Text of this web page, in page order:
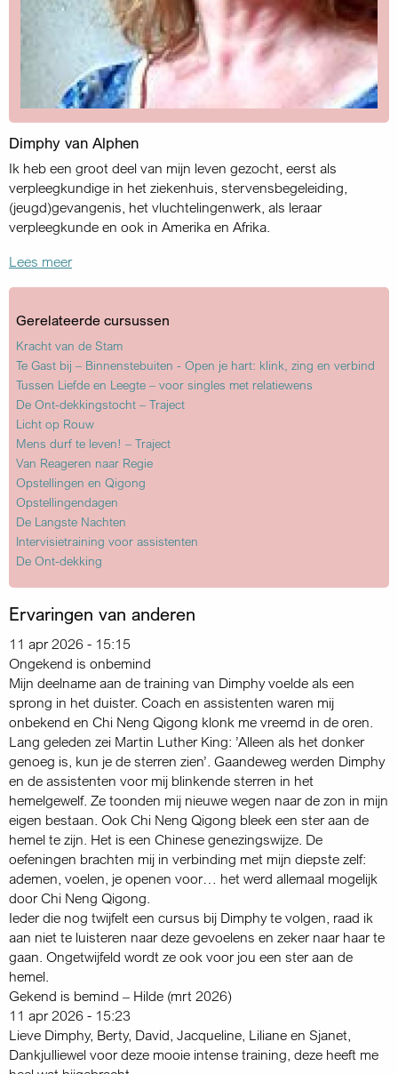
Dimphy van Alphen
Ik heb een groot deel van mijn leven gezocht, eerst als
verpleeg­kundige in het ziekenhuis, stervensbegeleiding,
(jeugd)gevangenis, het vluchtelingenwerk, als leraar
verpleegkunde en ook in Amerika en Afrika.
Lees meer
Gerelateerde cursussen
Kracht van de Stam
Te Gast bij – Binnenstebuiten - Open je hart: klink, zing en verbind
Tussen Liefde en Leegte – voor singles met relatiewens
De Ont-dekkingstocht – Traject
Licht op Rouw
Mens durf te leven! – Traject
Van Reageren naar Regie
Opstellingen en Qigong
Opstellingendagen
De Langste Nachten
Intervisietraining voor assistenten
De Ont-dekking
Ervaringen van anderen
11 apr 2026 - 15:15
Ongekend is onbemind
Mijn deelname aan de training van Dimphy voelde als een
sprong in het duister. Coach en assistenten waren mij
onbekend en Chi Neng Qigong klonk me vreemd in de oren.
Lang geleden zei Martin Luther King: ’Alleen als het donker
genoeg is, kun je de sterren zien’. Gaandeweg werden Dimphy
en de assistenten voor mij blinkende sterren in het
hemelgewelf. Ze toonden mij nieuwe wegen naar de zon in mijn
eigen bestaan. Ook Chi Neng Qigong bleek een ster aan de
hemel te zijn. Het is een Chinese genezingswijze. De
oefeningen brachten mij in verbinding met mijn diepste zelf:
ademen, voelen, je openen voor… het werd allemaal mogelijk
door Chi Neng Qigong.
Ieder die nog twijfelt een cursus bij Dimphy te volgen, raad ik
aan niet te luisteren naar deze gevoelens en zeker naar haar te
gaan. Ongetwijfeld wordt ze ook voor jou een ster aan de
hemel.
Gekend is bemind – Hilde (mrt 2026)
11 apr 2026 - 15:23
Lieve Dimphy, Berty, David, Jacqueline, Liliane en Sjanet,
Dankjulliewel voor deze mooie intense training, deze heeft me